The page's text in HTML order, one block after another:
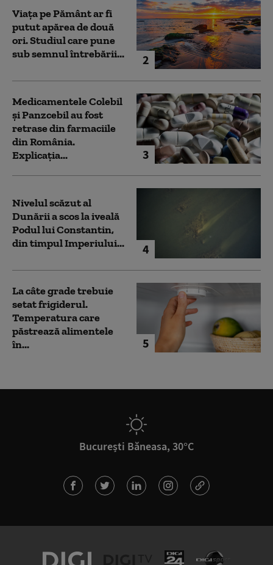
2
Viața pe Pământ ar fi
putut apărea de două
ori. Studiul care pune
sub semnul întrebării...
3
Medicamentele Colebil
și Panzcebil au fost
retrase din farmaciile
din România.
Explicația...
4
Nivelul scăzut al
Dunării a scos la iveală
Podul lui Constantin,
din timpul Imperiului...
5
La câte grade trebuie
setat frigiderul.
Temperatura care
păstrează alimentele
în...
București Băneasa, 30°C